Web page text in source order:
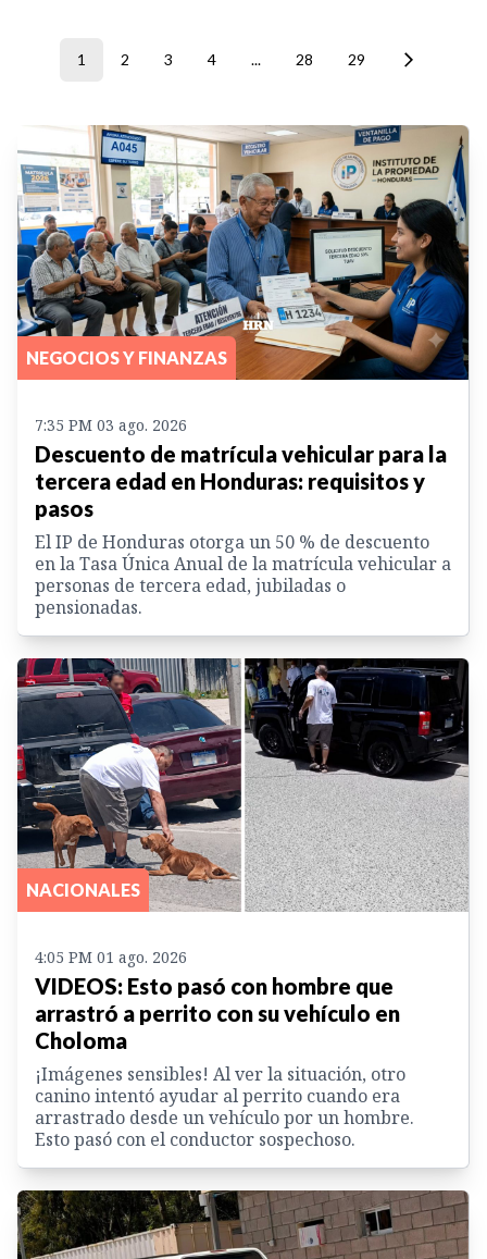
1 2 3 4 ... 28 29
NEGOCIOS Y FINANZAS
7:35 PM 03 ago. 2026
Descuento de matrícula vehicular para la
tercera edad en Honduras: requisitos y
pasos
El IP de Honduras otorga un 50 % de descuento
en la Tasa Única Anual de la matrícula vehicular a
personas de tercera edad, jubiladas o
pensionadas.
NACIONALES
4:05 PM 01 ago. 2026
VIDEOS: Esto pasó con hombre que
arrastró a perrito con su vehículo en
Choloma
¡Imágenes sensibles! Al ver la situación, otro
canino intentó ayudar al perrito cuando era
arrastrado desde un vehículo por un hombre.
Esto pasó con el conductor sospechoso.